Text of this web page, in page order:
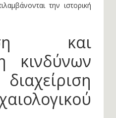
την ιστορική
και
κινδύνων